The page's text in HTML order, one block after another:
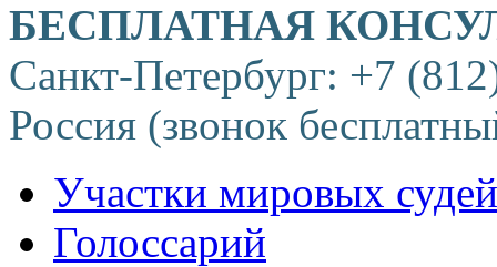
БЕСПЛАТНАЯ
Санкт-Петербург: +7
Россия (звонок
Участки мировых судей
Голоссарий